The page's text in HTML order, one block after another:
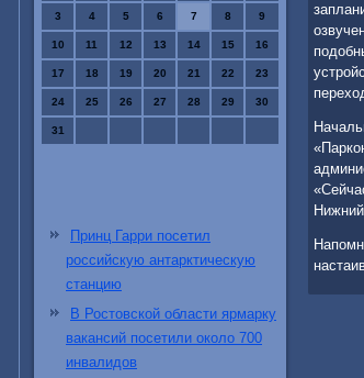
3 4 5 6 7 8 9
10 11 12 13 14 15 16
17 18 19 20 21 22 23
24 25 26 27 28 29 30
31
Принц Гарри посетил
российскую антарктическую
станцию
В Ростовской области ярмарку
вакансий посетили около 700
инвалидов